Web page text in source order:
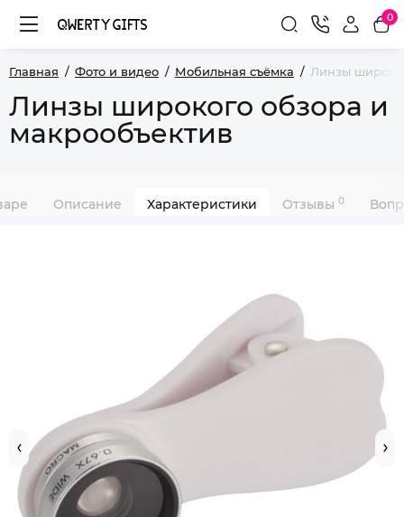
0
Главная Фото и видео Мобильная съёмка Линзы
Линзы широкого обзора и
макрообъектив
Описание Характеристики Отзывы 0